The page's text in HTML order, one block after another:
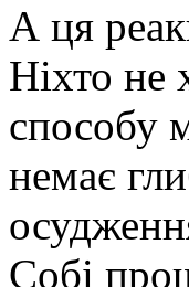
А ця
Ніхто не
способу
немає
Собі